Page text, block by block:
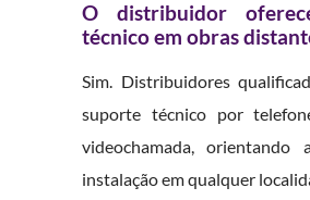
O distribuidor
técnico em obras
Sim. Distribuidores
suporte técnico por
videochamada, orientando
instalação em qualquer